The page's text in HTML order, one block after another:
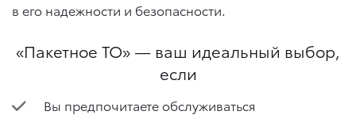
в его надежности и безопасности.
«Пакетное ТО» — ваш идеальный выбор,
если
Вы предпочитаете обслуживаться